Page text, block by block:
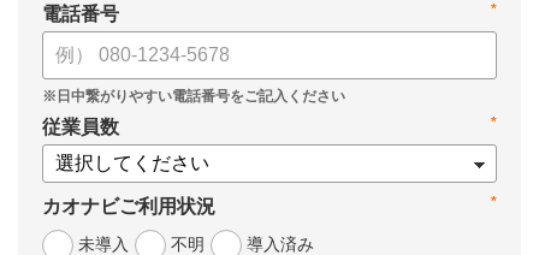
*
電話番号
*
従業員数
*
カオナビご利用状況
未導入
不明 導入済み